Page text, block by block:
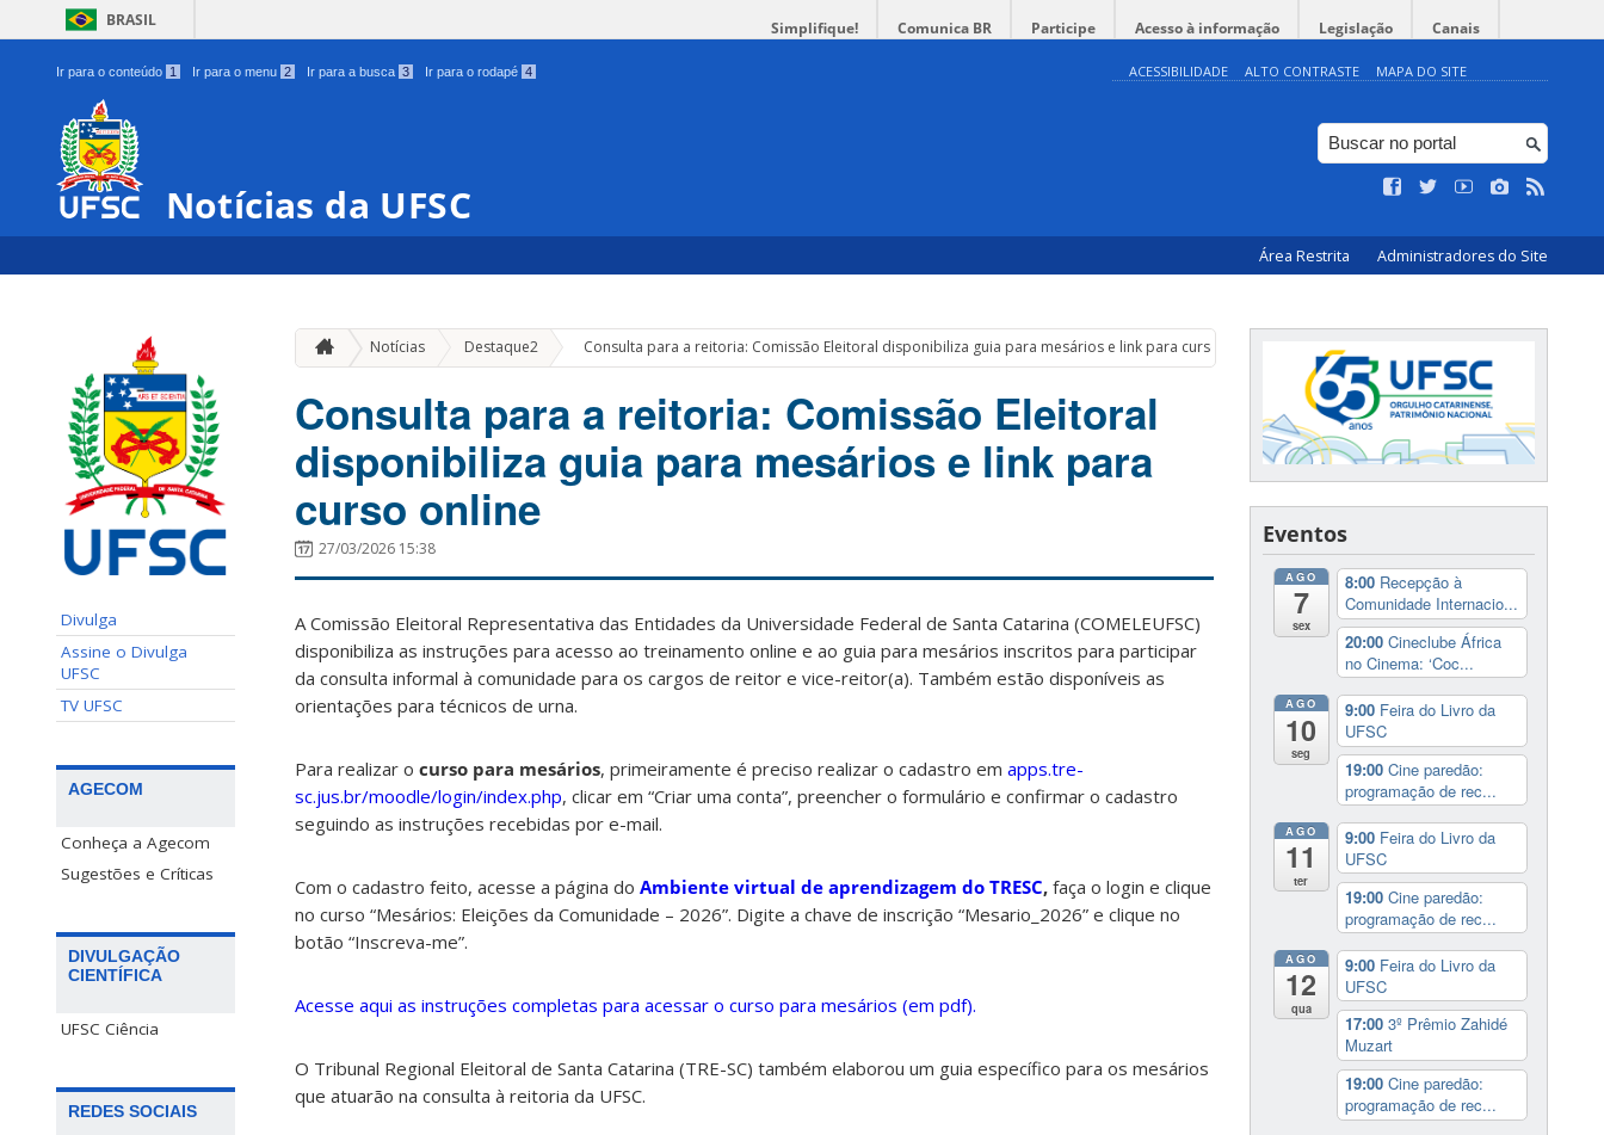
BRASIL Simplifique! Comunica BR Participe Acesso à informação Legislação Canais
Ir para o conteúdo 1 Ir para o menu 2 Ir para a busca 3 Ir para o rodapé 4 ACESSIBILIDADE ALTO CONTRASTE MAPA DO SITE
Notícias da UFSC
Área Restrita Administradores do Site
Divulga
Assine o Divulga
UFSC
TV UFSC
AGECOM
Conheça a Agecom
Sugestões e Críticas
DIVULGAÇÃO
CIENTÍFICA
UFSC Ciência
REDES SOCIAIS
Notícias Destaque2 » Consulta para a reitoria: Comissão Eleitoral disponibiliza guia para mesários e link para curso online
Consulta para a reitoria: Comissão Eleitoral
disponibiliza guia para mesários e link para
curso online
27/03/2026 15:38
A Comissão Eleitoral Representativa das Entidades da Universidade Federal de Santa Catarina (COMELEUFSC)
disponibiliza as instruções para acesso ao treinamento online e ao guia para mesários inscritos para participar
da consulta informal à comunidade para os cargos de reitor e vice-reitor(a). Também estão disponíveis as
orientações para técnicos de urna.
Para realizar o curso para mesários, primeiramente é preciso realizar o cadastro em apps.tre-
sc.jus.br/moodle/login/index.php, clicar em “Criar uma conta”, preencher o formulário e confirmar o cadastro
seguindo as instruções recebidas por e-mail.
Com o cadastro feito, acesse a página do Ambiente virtual de aprendizagem do TRESC, faça o login e clique
no curso “Mesários: Eleições da Comunidade – 2026”. Digite a chave de inscrição “Mesario_2026” e clique no
botão “Inscreva-me”.
Acesse aqui as instruções completas para acessar o curso para mesários (em pdf).
O Tribunal Regional Eleitoral de Santa Catarina (TRE-SC) também elaborou um guia específico para os mesários
que atuarão na consulta à reitoria da UFSC.
Eventos
AGO
7
sex
8:00 Recepção à
Comunidade Internacio...
20:00 Cineclube África
no Cinema: ‘Coc...
AGO
10
seg
9:00 Feira do Livro da
UFSC
19:00 Cine paredão:
programação de rec...
AGO
11
ter
9:00 Feira do Livro da
UFSC
19:00 Cine paredão:
programação de rec...
AGO
12
qua
9:00 Feira do Livro da
UFSC
17:00 3º Prêmio Zahidé
Muzart
19:00 Cine paredão:
programação de rec...